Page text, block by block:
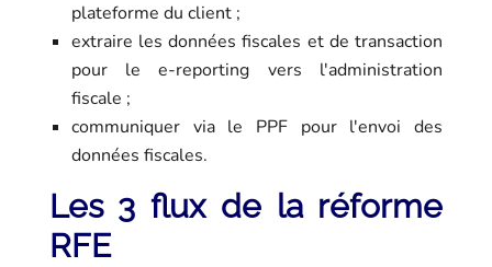
plateforme du client ;
extraire les données fiscales et de transaction
pour le e-reporting vers l'administration
fiscale ;
communiquer via le PPF pour l'envoi des
données fiscales.
Les 3 flux de la réforme
RFE